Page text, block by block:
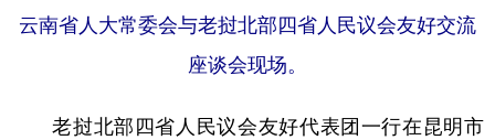
云南省人大常委会与老挝北部四省人民议会友好交流
座谈会现场。
老挝北部四省人民议会友好代表团一行在昆明市